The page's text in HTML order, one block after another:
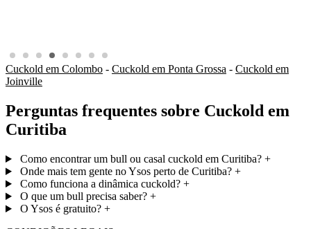
Cuckold em Colombo - Cuckold em Ponta Grossa - Cuckold em
Joinville
Perguntas frequentes sobre Cuckold em
Curitiba
Como encontrar um bull ou casal cuckold em Curitiba? +
Onde mais tem gente no Ysos perto de Curitiba? +
Como funciona a dinâmica cuckold? +
O que um bull precisa saber? +
O Ysos é gratuito? +